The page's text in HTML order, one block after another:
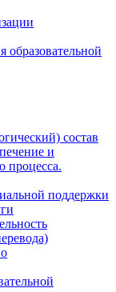
образовательной
состав
и
процесса.
поддержки